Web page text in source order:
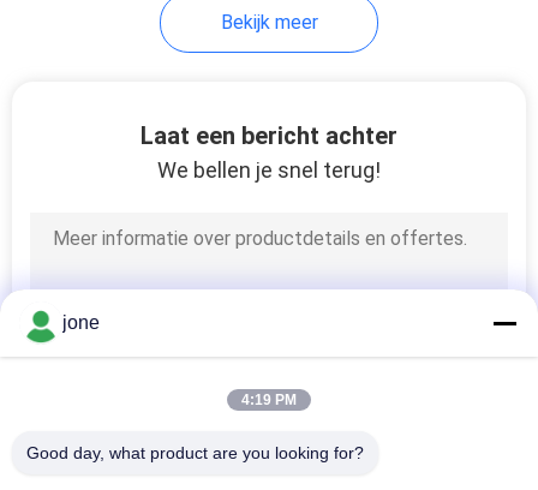
Digitale Opgeloste
digitale ORP-meter
Bekijk meer
Laat een bericht achter
We bellen je snel terug!
jone
4:19 PM
Good day, what product are you looking for?